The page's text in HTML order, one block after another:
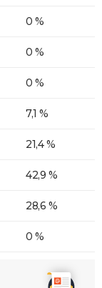
0 %
0 %
0 %
7,1 %
21,4 %
42,9 %
28,6 %
0 %